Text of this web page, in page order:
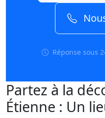
Réponse sous
Partez à la
Étienne : Un